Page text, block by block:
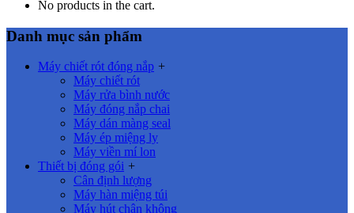
No products in the cart.
Danh mục sản phẩm
Máy chiết rót đóng nắp +
Máy chiết rót
Máy rửa bình nước
Máy đóng nắp chai
Máy dán màng seal
Máy ép miệng ly
Máy viền mí lon
Thiết bị đóng gói +
Cân định lượng
Máy hàn miệng túi
Máy hút chân không